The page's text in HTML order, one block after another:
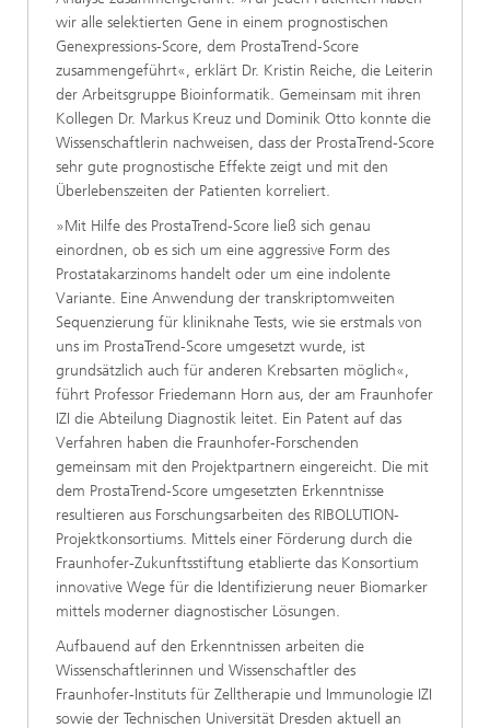
wir alle selektierten Gene in einem prognostischen
Genexpressions-Score, dem ProstaTrend-Score
zusammengeführt«, erklärt Dr. Kristin Reiche, die Leiterin
der Arbeitsgruppe Bioinformatik. Gemeinsam mit ihren
Kollegen Dr. Markus Kreuz und Dominik Otto konnte die
Wissenschaftlerin nachweisen, dass der ProstaTrend-Score
sehr gute prognostische Effekte zeigt und mit den
Überlebenszeiten der Patienten korreliert.
»Mit Hilfe des ProstaTrend-Score ließ sich genau
einordnen, ob es sich um eine aggressive Form des
Prostatakarzinoms handelt oder um eine indolente
Variante. Eine Anwendung der transkriptomweiten
Sequenzierung für kliniknahe Tests, wie sie erstmals von
uns im ProstaTrend-Score umgesetzt wurde, ist
grundsätzlich auch für anderen Krebsarten möglich«,
führt Professor Friedemann Horn aus, der am Fraunhofer
IZI die Abteilung Diagnostik leitet. Ein Patent auf das
Verfahren haben die Fraunhofer-Forschenden
gemeinsam mit den Projektpartnern eingereicht. Die mit
dem ProstaTrend-Score umgesetzten Erkenntnisse
resultieren aus Forschungsarbeiten des RIBOLUTION-
Projektkonsortiums. Mittels einer Förderung durch die
Fraunhofer-Zukunftsstiftung etablierte das Konsortium
innovative Wege für die Identifizierung neuer Biomarker
mittels moderner diagnostischer Lösungen.
Aufbauend auf den Erkenntnissen arbeiten die
Wissenschaftlerinnen und Wissenschaftler des
Fraunhofer-Instituts für Zelltherapie und Immunologie IZI
sowie der Technischen Universität Dresden aktuell an